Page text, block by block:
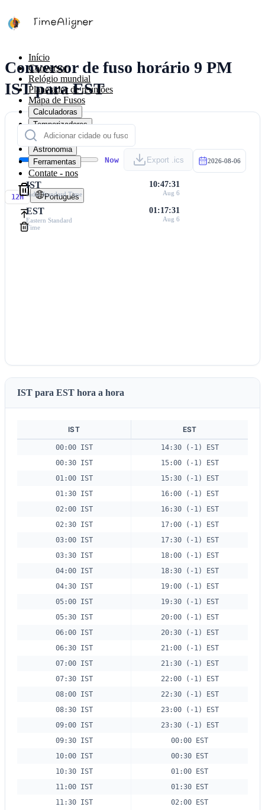
Início
Conversor
Relógio mundial
Planejador de reuniões
Mapa de Fusos
Calculadoras
Temporizadores
Calendário
Astronomia
Ferramentas
Contate - nos
12H Português
Conversor de fuso horário 9 PM
IST para EST
Now Export .ics 2026-08-06
IST
India Standard Time
10:47:31
Aug 6
EST
Eastern Standard
Time
01:17:31
Aug 6
IST para EST hora a hora
IST EST
00:00 IST
14:30 (-1) EST
00:30 IST
15:00 (-1) EST
01:00 IST
15:30 (-1) EST
01:30 IST
16:00 (-1) EST
02:00 IST
16:30 (-1) EST
02:30 IST
17:00 (-1) EST
03:00 IST
17:30 (-1) EST
03:30 IST
18:00 (-1) EST
04:00 IST
18:30 (-1) EST
04:30 IST
19:00 (-1) EST
05:00 IST
19:30 (-1) EST
05:30 IST
20:00 (-1) EST
06:00 IST
20:30 (-1) EST
06:30 IST
21:00 (-1) EST
07:00 IST
21:30 (-1) EST
07:30 IST
22:00 (-1) EST
08:00 IST
22:30 (-1) EST
08:30 IST
23:00 (-1) EST
09:00 IST
23:30 (-1) EST
09:30 IST
00:00 EST
10:00 IST
00:30 EST
10:30 IST
01:00 EST
11:00 IST
01:30 EST
11:30 IST
02:00 EST